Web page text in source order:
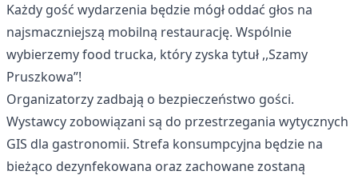
Każdy gość wydarzenia będzie mógł oddać głos na
najsmaczniejszą mobilną restaurację. Wspólnie
wybierzemy food trucka, który zyska tytuł ,,Szamy
Pruszkowa”!
Organizatorzy zadbają o bezpieczeństwo gości.
Wystawcy zobowiązani są do przestrzegania wytycznych
GIS dla gastronomii. Strefa konsumpcyjna będzie na
bieżąco dezynfekowana oraz zachowane zostaną